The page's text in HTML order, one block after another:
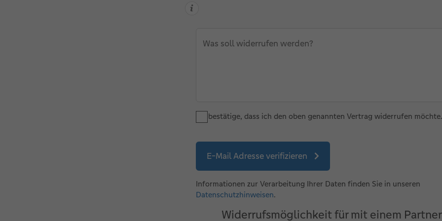
Was soll widerrufen werden?
Ich bestätige, dass ich den oben genannten Vertrag widerrufen möchte.
E-Mail Adresse verifizieren
Informationen zur Verarbeitung Ihrer Daten finden Sie in unseren
Datenschutzhinweisen.
Widerrufsmöglichkeit für mit einem Partner